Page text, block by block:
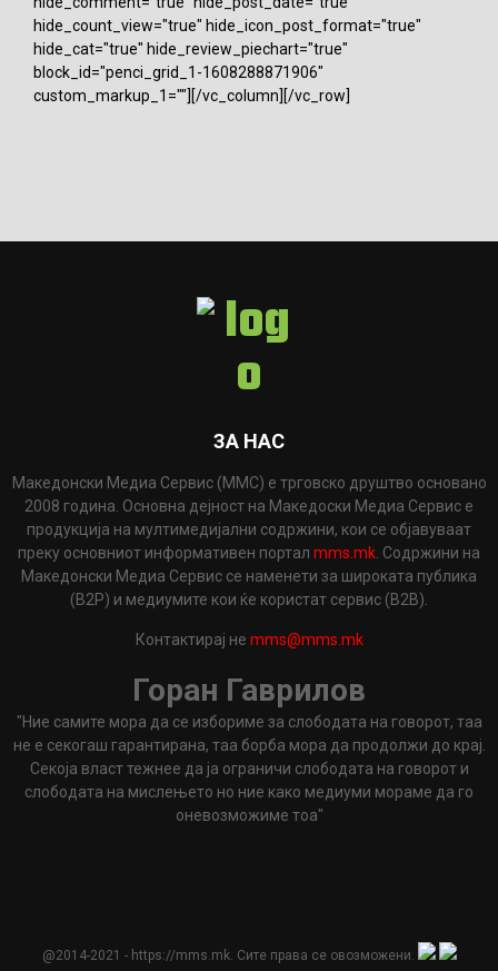
hide_count_view="true" hide_icon_post_format="true"
hide_cat="true" hide_review_piechart="true"
block_id="penci_grid_1-1608288871906"
custom_markup_1=""][/vc_column][/vc_row]
ЗА НАС
Македонски Медиа Сервис (ММС) е трговско друштво основано
2008 година. Основна дејност на Македоски Медиа Сервис е
продукција на мултимедијални содржини, кои се објавуваат
преку основниот информативен портал mms.mk . Содржини на
Македонски Медиа Сервис се наменети за широката публика
(B2P) и медиумите кои ќе користат сервис (B2B).
Контактирај не mms@mms.mk
Горан Гаврилов
"Ние самите мора да се избориме за слободата на говорот, таа
не е секогаш гарантирана, таа борба мора да продолжи до крај.
Секоја власт тежнее да ја ограничи слободата на говорот и
слободата на мислењето но ние како медиуми мораме да го
оневозможиме тоа"
@2014-2021 - https://mms.mk. Сите права се овозможени.